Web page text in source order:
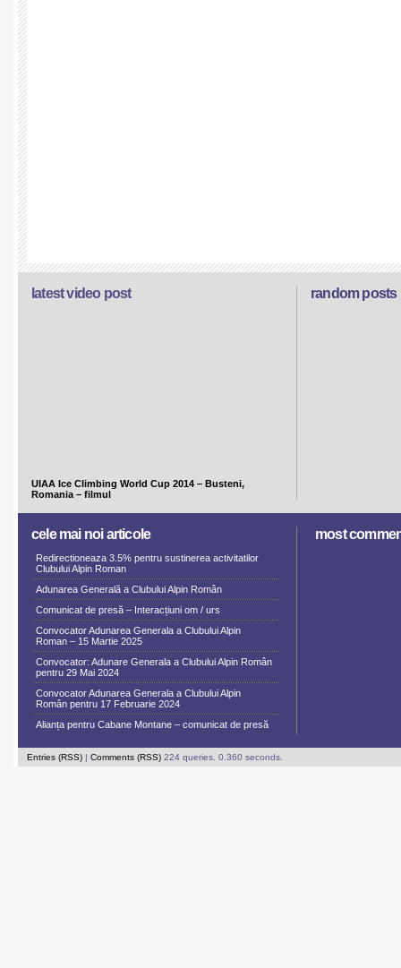
random posts
latest video post
UIAA Ice Climbing World Cup 2014 – Busteni,
Romania – filmul
cele mai noi articole
Redirectioneaza 3.5% pentru sustinerea activitatilor
Clubului Alpin Roman
Adunarea Generală a Clubului Alpin Român
Comunicat de presă – Interacțiuni om / urs
Convocator Adunarea Generala a Clubului Alpin
Roman – 15 Martie 2025
Convocator: Adunare Generala a Clubului Alpin Român
pentru 29 Mai 2024
Convocator Adunarea Generala a Clubului Alpin
Român pentru 17 Februarie 2024
Alianța pentru Cabane Montane – comunicat de presă
most
Entries (RSS) | Comments (RSS) 224 queries. 0.360 seconds.